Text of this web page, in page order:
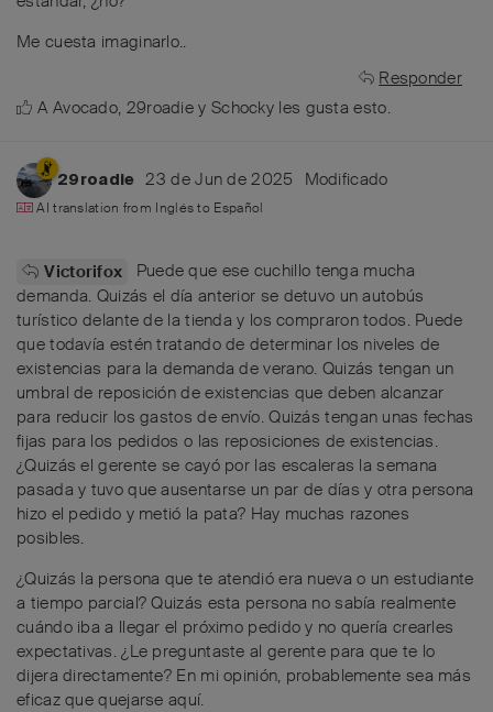
Me cuesta imaginarlo..
Responder
A Avocado, 29roadie y Schocky les gusta esto.
29roadie 23 de Jun de 2025 Modificado
AI translation from Inglésto Español
Victorifox
Puede que ese cuchillo tenga mucha
demanda. Quizás el día anterior se detuvo un autobús
turístico delante de la tienda y los compraron todos. Puede
que todavía estén tratando de determinar los niveles de
existencias para la demanda de verano. Quizás tengan un
umbral de reposición de existencias que deben alcanzar
para reducir los gastos de envío. Quizás tengan unas fechas
fijas para los pedidos o las reposiciones de existencias.
¿Quizás el gerente se cayó por las escaleras la semana
pasada y tuvo que ausentarse un par de días y otra persona
hizo el pedido y metió la pata? Hay muchas razones
posibles.
¿Quizás la persona que te atendió era nueva o un estudiante
a tiempo parcial? Quizás esta persona no sabía realmente
cuándo iba a llegar el próximo pedido y no quería crearles
expectativas. ¿Le preguntaste al gerente para que te lo
dijera directamente? En mi opinión, probablemente sea más
eficaz que quejarse aquí.